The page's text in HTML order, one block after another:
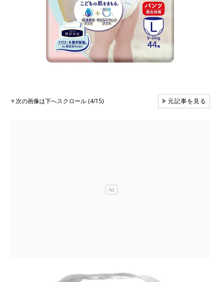
▼次の画像は下へスクロール (4/15) ▶元記事を見る